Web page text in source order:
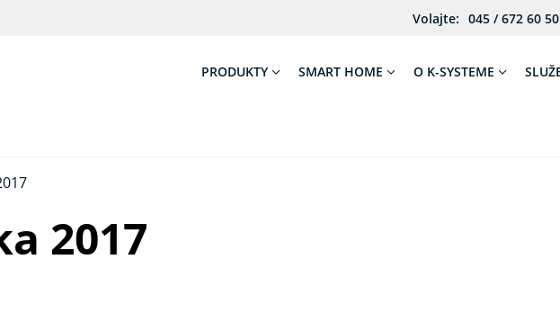
Volajte: 045 / 672 60 50
PRODUKTY SMART HOME O K-SYSTEME
2017